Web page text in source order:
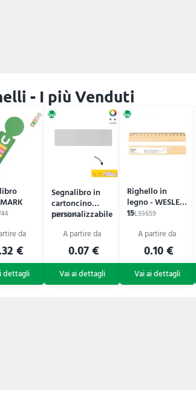
- I più Venduti
€
Segnalibro in
cartoncino
personalizzabile
59N16842
0.07 €
Righello in
legno - WESLEY
15
59L93659
0.10 €